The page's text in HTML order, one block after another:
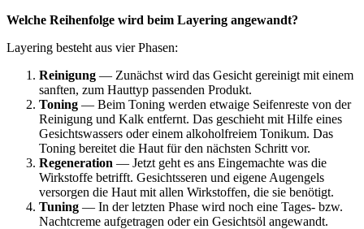
Welche Reihenfolge wird beim Layering angewandt?
Layering besteht aus vier Phasen:
Reinigung — Zunächst wird das Gesicht gereinigt mit einem
sanften, zum Hauttyp passenden Produkt.
Toning — Beim Toning werden etwaige Seifenreste von der
Reinigung und Kalk entfernt. Das geschieht mit Hilfe eines
Gesichtswassers oder einem alkoholfreiem Tonikum. Das
Toning bereitet die Haut für den nächsten Schritt vor.
Regeneration — Jetzt geht es ans Eingemachte was die
Wirkstoffe betrifft. Gesichtsseren und eigene Augengels
versorgen die Haut mit allen Wirkstoffen, die sie benötigt.
Tuning — In der letzten Phase wird noch eine Tages- bzw.
Nachtcreme aufgetragen oder ein Gesichtsöl angewandt.